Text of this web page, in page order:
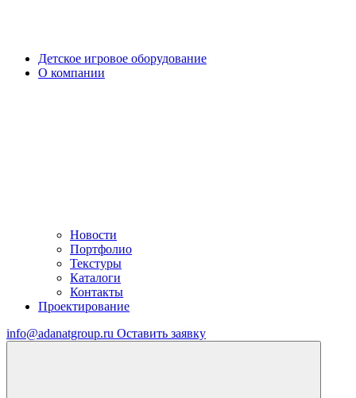
Детское игровое оборудование
О компании
Новости
Портфолио
Текстуры
Каталоги
Контакты
Проектирование
info@adanatgroup.ru Оставить заявку